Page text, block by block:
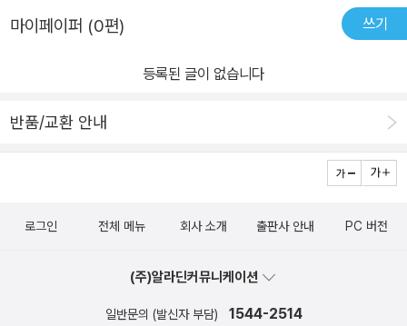
있어서 그걸 들으면서 집에서 독학하기에는 좋을 것 같았어요​책은 일
단 가장 기초적인 자음과 모음 그리고 모음이 생략되는 형태와 변형
수 모음의 역할이 나오는데 태국어에서 이 특수 모음의 역할이 얼마
나 중요하고 어려운지 알 수 있었어요영어처럼 묵음이 되는 단어도
느끼실 수 있으실 거예요사실 태국어를 처음 접하는 분들은 이게 무
슨 문자야? 이게 진짜 글씨야? 꼬부랑글씨 뭐야?라고 생각하시는데
지만 시작해 보면 쓰는 게 그렇게 어렵지 않다는 사실을 느낄 수 있어
요크게 따라 적을 수 있는데 전 저렇게 칸에 맞춰서 적는 게 더 어렵더
가 되는 자음, 모음부터 알려준다 . 음절공부 뒤에는 태국어 발음을 배
단한 문장도 쓸 수 있는 과정까지 태국어 기초를 완벽하게 배울 수 있
초등학생 아이는 글자가 아니라 낙서 같다며 태국어에 관심을 보이기
그림을 그리는 건지 웃음이 나는 순간이 몇번 있었다. 그리고 비슷하
에는 많이 낯설은 언어이기에 따라쓰기 만으로는 쉽게 익혀지지가 않
강의, 원어민 음원으로 발음까지 챙길 수 있다. 책 중간중간에는 태국
여행에도 도움될 법한 태국음식용어, 기본인사말, 교통수단 등등도
마이페이퍼 (0편) 쓰기
등록된 글이 없습니다
반품/교환 안내
로그인 전체 메뉴 회사 소개 출판사 안내 PC 버전
(주)알라딘커뮤니케이션
일반문의 (발신자 부담) 1544-2514